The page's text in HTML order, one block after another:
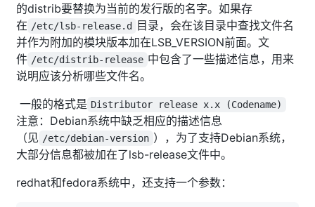
的distrib要替换为当前的发行版的名字。如果存
在 /etc/lsb-release.d
目录，会在该目录中查找文件名
并作为附加的模块版本加在LSB_VERSION前面。文
件 /etc/distrib-release 中包含了一些描述信息，用来
说明应该分析哪些文件名。
一般的格式是 Distributor release x.x (Codename)
注意：Debian系统中缺乏相应的描述信息
（见 /etc/debian-version ），为了支持Debian系统，
大部分信息都被加在了lsb-release文件中。
redhat和fedora系统中，还支持一个参数：